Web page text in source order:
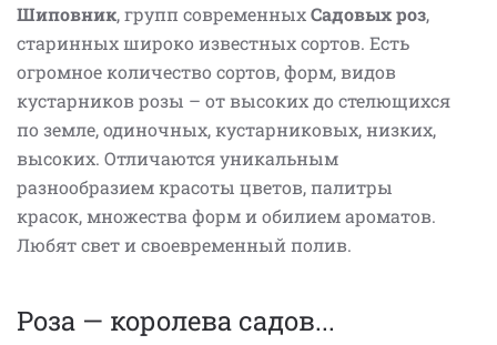
Шиповник, групп современныхСадовых роз,
старинных широко известных сортов. Есть
огромное количество сортов, форм, видов
кустарников розы – от высоких до стелющихся
по земле, одиночных, кустарниковых, низких,
высоких. Отличаются уникальным
разнообразием красоты цветов, палитры
красок, множества форм и обилием ароматов.
Любят свет и своевременный полив.
Роза — королева садов...